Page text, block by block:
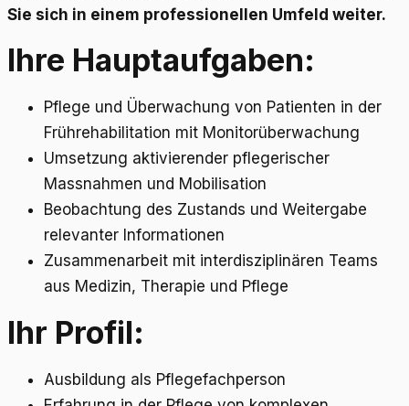
Sie sich in einem professionellen Umfeld weiter.
Ihre Hauptaufgaben:
Pflege und Überwachung von Patienten in der
Frührehabilitation mit Monitorüberwachung
Umsetzung aktivierender pflegerischer
Massnahmen und Mobilisation
Beobachtung des Zustands und Weitergabe
relevanter Informationen
Zusammenarbeit mit interdisziplinären Teams
aus Medizin, Therapie und Pflege
Ihr Profil:
Ausbildung als Pflegefachperson